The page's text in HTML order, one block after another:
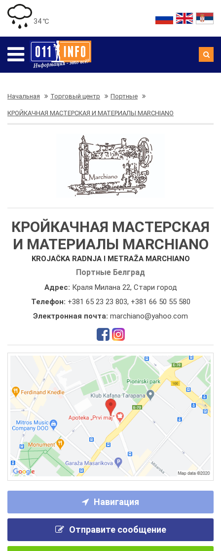
34 ℃
Начальная Торговый центр Портные
КРОЙКАЧНАЯ МАСТЕРСКАЯ И МАТЕРИАЛЫ MARCHIANO
КРОЙКАЧНАЯ МАСТЕРСКАЯ
И МАТЕРИАЛЫ MARCHIANO
KROJAČKA RADNJA I METRAŽA MARCHIANO
Портные Белград
Адрес: Краля Милана 22, Стари город
Телефон: +381 65 23 23 803, +381 66 50 55 580
Электронная почта: marchiano@yahoo.com
Навигация
Отправите сообщение